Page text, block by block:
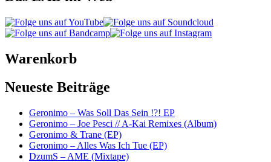
Warenkorb
Neueste Beiträge
Geronimo – Was Soll Das Sein !?! EP
Geronimo – Joe Pesci // A-Kai Remixes (Album)
Geronimo & Trane (EP)
Geronimo – Alles Was Ich Tue (EP)
DzumS – AME (Mixtape)